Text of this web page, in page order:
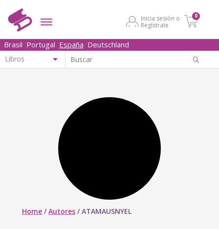
Inicia sesión o
Regístrate
0
Brasil Portugal España Deutschland
Home /Autores /ATAMAUSNYEL